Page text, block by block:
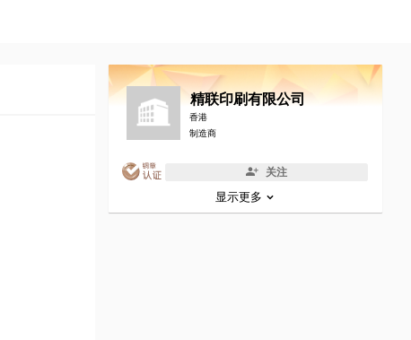
精联印刷有限公司
香港
制造商
关注
显示更多